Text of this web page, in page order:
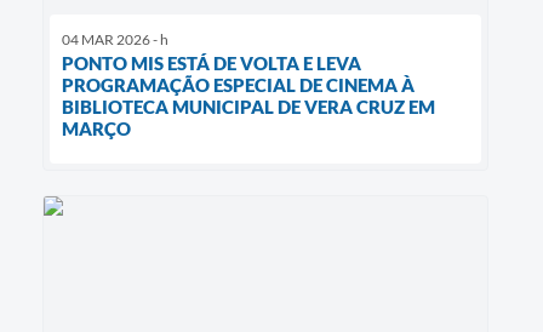
04 MAR 2026 - h
PONTO MIS ESTÁ DE VOLTA E LEVA
PROGRAMAÇÃO ESPECIAL DE CINEMA À
BIBLIOTECA MUNICIPAL DE VERA CRUZ EM
MARÇO